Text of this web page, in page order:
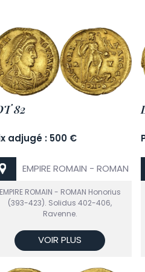
82
adjugé : 500 €
EMPIRE ROMAIN - ROMAN
EMPIRE ROMAIN - ROMAN Honorius
(393-423). Solidus 402-406,
Ravenne.
VOIR PLUS